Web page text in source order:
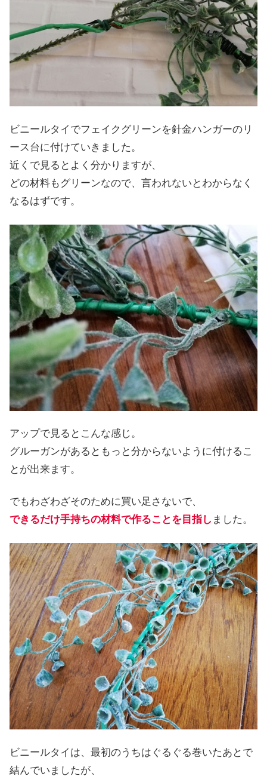
ビニールタイでフェイクグリーンを針金ハンガーのリ
ース台に付けていきました。
近くで見るとよく分かりますが、
どの材料もグリーンなので、言われないとわからなく
なるはずです。
アップで見るとこんな感じ。
グルーガンがあるともっと分からないように付けるこ
とが出来ます。
でもわざわざそのために買い足さないで、
できるだけ手持ちの材料で作ることを目指し ました。
ビニールタイは、最初のうちはぐるぐる巻いたあとで
結んでいましたが、